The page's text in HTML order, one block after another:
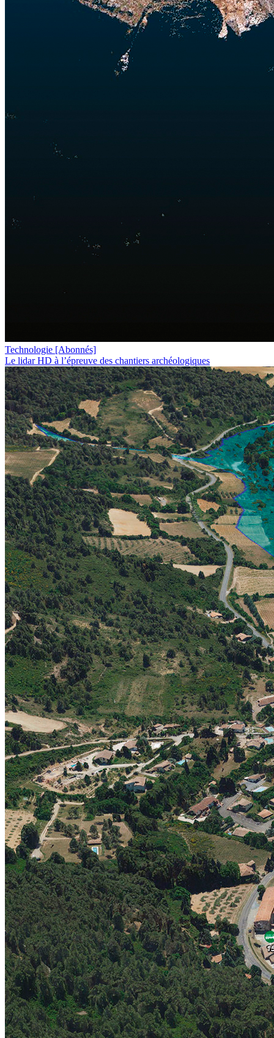
Technologie [Abonnés]
Le lidar HD à l’épreuve des chantiers archéologiques